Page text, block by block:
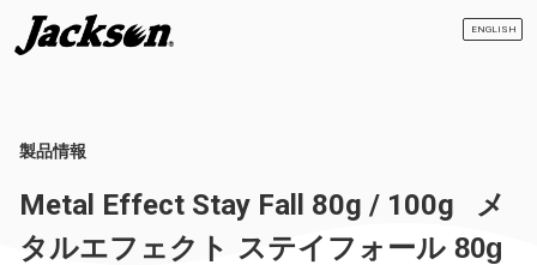
ENGLISH
製品情報
Metal Effect Stay Fall 80g / 100g
メ
タルエフェクト ステイフォール 80g